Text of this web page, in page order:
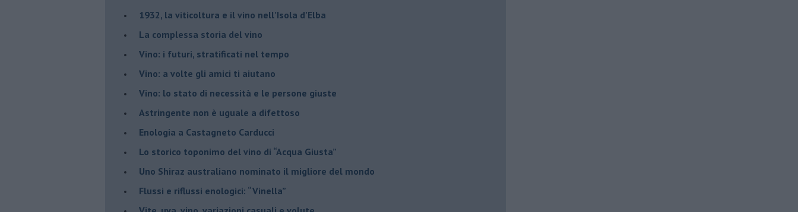
​1932, la viticoltura e il vino nell’Isola d’Elba
​La complessa storia del vino
​Vino: i futuri, stratificati nel tempo
Vino: a volte gli amici ti aiutano
Vino: lo stato di necessità e le persone giuste
​Astringente non è uguale a difettoso
Enologia a Castagneto Carducci
Lo storico toponimo del vino di “Acqua Giusta”
Uno Shiraz australiano nominato il migliore del mondo
​Flussi e riflussi enologici: “Vinella”